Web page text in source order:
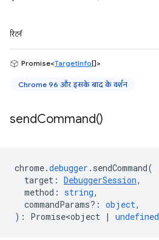
रिटर्न
Promise<TargetInfo[]>
Chrome 96 और इसके बाद के वर्शन
sendCommand()
chrome.debugger . sendCommand(
target : DebuggerSession,
method : string,
commandParams? : object,
) : Promise<object | undefined